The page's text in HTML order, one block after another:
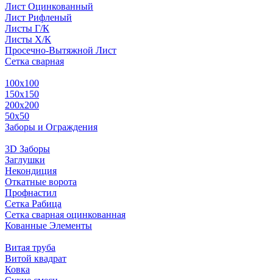
Лист Оцинкованный
Лист Рифленый
Листы Г/К
Листы Х/К
Просечно-Вытяжной Лист
Сетка сварная
100х100
150х150
200х200
50х50
Заборы и Ограждения
3D Заборы
Заглушки
Некондиция
Откатные ворота
Профнастил
Сетка Рабица
Сетка сварная оцинкованная
Кованные Элементы
Витая труба
Витой квадрат
Ковка